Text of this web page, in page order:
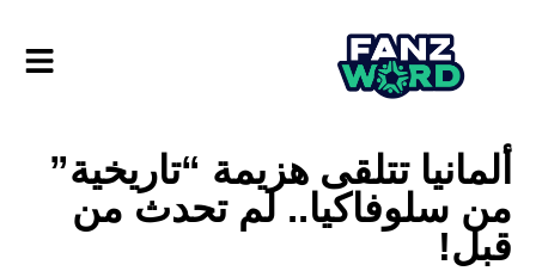
ألمانيا تتلقى هزيمة “تاريخية”
من سلوفاكيا.. لم تحدث من
قبل!